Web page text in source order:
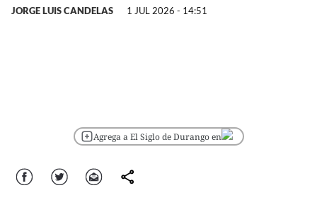
JORGE LUIS CANDELAS 1 JUL 2026 - 14:51
Agrega a El Siglo de Durango en
Facebook Twitter Correo comparte